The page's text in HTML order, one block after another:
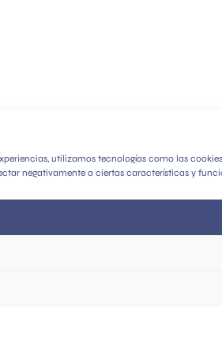
utilizamos tecnologías como las
negativamente a ciertas características y